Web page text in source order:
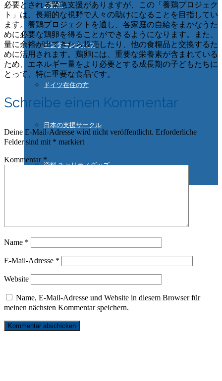
ご寄付
インターンシップ
ドイツ在住の方
日本の支援サークル
資料 チャリティグッズ
nach:
必要とされる緊急支援がありますが、この「養鶏プロジェク
ト」は、長期的な視野で人々の助けになることを目指してい
ます。養鶏プロジェクトを通し、各家庭の自給をまかなうた
めに必要な鶏卵を得ることができるようになります。また、
量に余裕が出てきたら販売したり、他の食糧品と交換するた
めに活用されます。鶏卵には、重要な栄養素が含まれている
ため、エネルギー量をより必要とする成長期の子どもたちに
とって、特に重要な食品です。
Schreibe einen Kommentar
Deine E-Mail-Adresse wird nicht veröffentlicht. Erforderliche
Felder sind mit * markiert
Kommentar *
Name *
E-Mail-Adresse *
Website
Name, E-Mail-Adresse und Website in diesem Browser für
meinen nächsten Kommentar speichern.